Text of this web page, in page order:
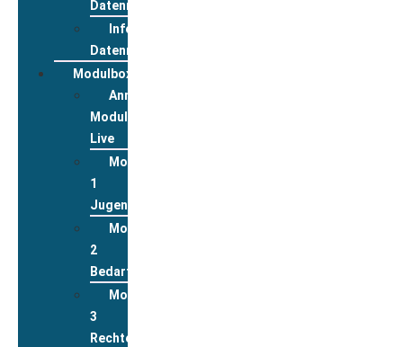
Datenreview
Informationen
Datenreview
Modulbox
Anmeldung
Modulbox
Live
Modul
1
Jugend
Modul
2
Bedarfslagen
Modul
3
Rechte